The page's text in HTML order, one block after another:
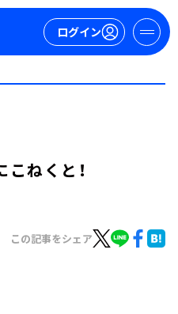
ログイン
こねくと！
この記事をシェア